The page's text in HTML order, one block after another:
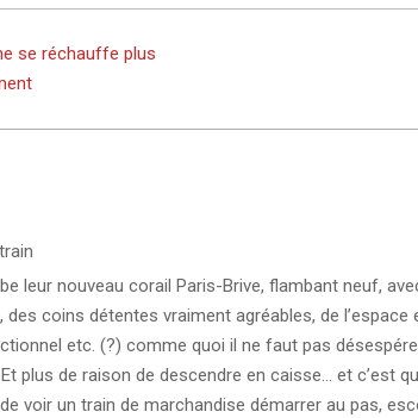
se réchauffe plus
leur nouveau corail Paris-Brive, flambant neuf,
des coins détentes vraiment agréables, de l’espace
etc. (?) comme quoi il ne faut pas
plus de raison de descendre en caisse… et c’est
voir un train de marchandise démarrer au pas,